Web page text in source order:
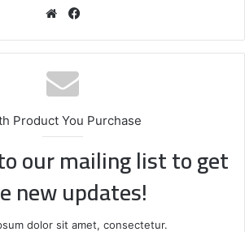
We
te
bo
Product You Purchase
our mailing list to get
new updates!
dolor sit amet, consectetur.